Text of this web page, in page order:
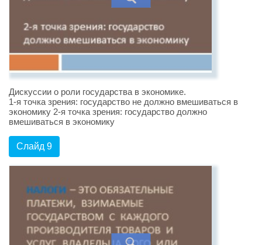
Дискуссии о роли государства в экономике.
1-я точка зрения: государство не должно вмешиваться в
экономику 2-я точка зрения: государство должно
вмешиваться в экономику
Слайд 9